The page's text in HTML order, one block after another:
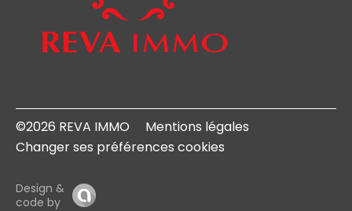
©2026 REVA IMMO
Mentions légales
Changer ses préférences cookies
Design &
code by